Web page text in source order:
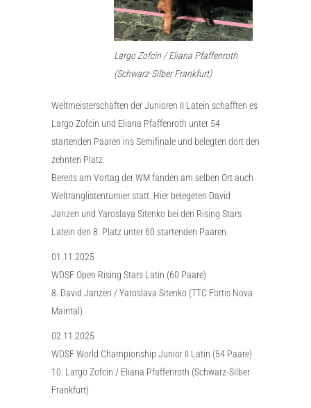
Largo Zofcin / Eliana Pfaffenroth
(Schwarz-Silber Frankfurt)
Weltmeisterschaften der Junioren II Latein schafften es
Largo Zofcin und Eliana Pfaffenroth unter 54
startenden Paaren ins Semifinale und belegten dort den
zehnten Platz.
Bereits am Vortag der WM fanden am selben Ort auch
Weltranglistenturnier statt. Hier belegeten David
Janzen und Yaroslava Sitenko bei den Rising Stars
Latein den 8. Platz unter 60 startenden Paaren.
01.11.2025
WDSF Open Rising Stars Latin (60 Paare)
8. David Janzen / Yaroslava Sitenko (TTC Fortis Nova
Maintal)
02.11.2025
WDSF World Championship Junior II Latin (54 Paare)
10. Largo Zofcin / Eliana Pfaffenroth (Schwarz-Silber
Frankfurt)